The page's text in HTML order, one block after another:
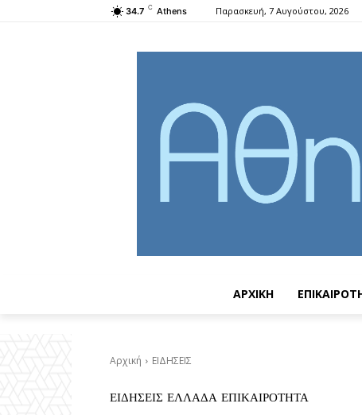
34.7 C Athens Παρασκευή, 7 Αυγούστου, 2026
ΑΡΧΙΚΗ
Αρχική ΕΙΔΗΣΕΙΣ
ΕΙΔΗΣΕΙΣ ΕΛΛΑΔΑ ΕΠΙΚΑΙΡΟΤΗΤΑ